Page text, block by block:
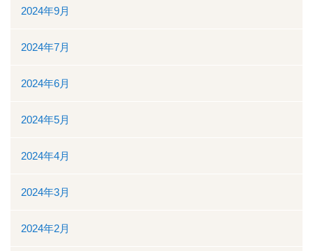
地域医療連携の業務
患者様の紹介
医療福祉相談
高額医療機器共同利用
関係医療機関
2024年9月
2024年7月
2024年6月
2024年5月
2024年4月
2024年3月
2024年2月